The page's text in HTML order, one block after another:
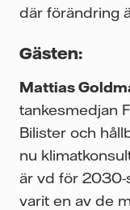
där förändring
Gästen:
Mattias
tankesmedjan
Bilister och
nu
är vd för 2030-
varit en av de